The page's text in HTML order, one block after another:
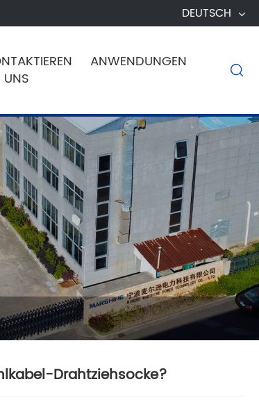
DEUTSCH
UNS
ANWENDUNGEN 
Drahtziehsocke?